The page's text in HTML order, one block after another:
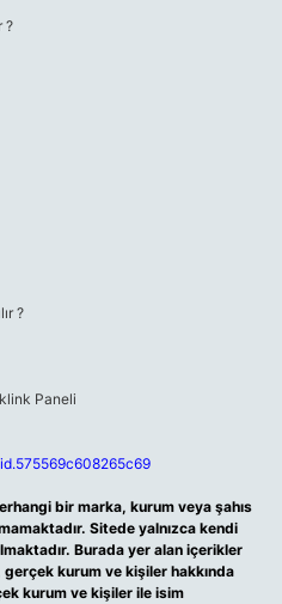
?
?
bir marka, kurum veya şahıs
Sitede yalnızca kendi
Burada yer alan içerikler
kurum ve kişiler hakkında
kurum ve kişiler ile isim